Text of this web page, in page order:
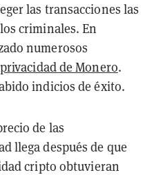
las transacciones las
criminales. En
numerosos
de Monero.
indicios de éxito.
de las
llega después de que
cripto obtuvieran